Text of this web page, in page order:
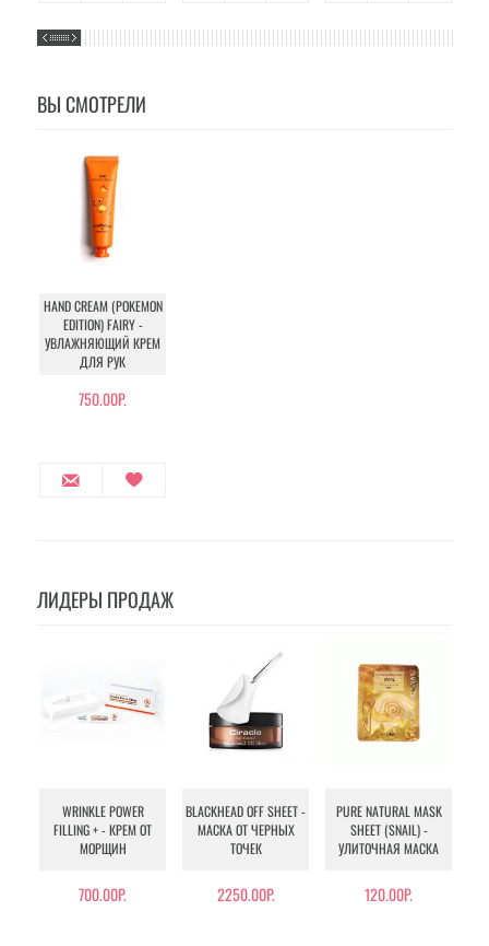
ВЫ СМОТРЕЛИ
HAND CREAM (POKEMON
EDITION) FAIRY -
УВЛАЖНЯЮЩИЙ КРЕМ
ДЛЯ РУК
750.00Р.
ЛИДЕРЫ ПРОДАЖ
WRINKLE POWER
FILLING + - КРЕМ ОТ
МОРЩИН
700.00Р.
BLACKHEAD OFF SHEET -
МАСКА ОТ ЧЕРНЫХ
ТОЧЕК
2250.00Р.
PURE NATURAL MASK
SHEET (SNAIL) -
УЛИТОЧНАЯ МАСКА
120.00Р.